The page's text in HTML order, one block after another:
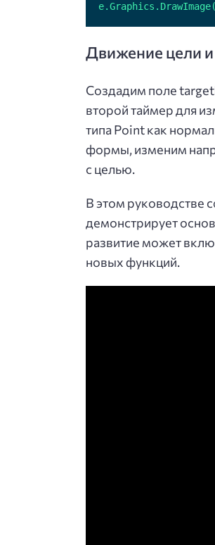
Движение цели
Создадим поле
второй таймер для
типа Point как
формы, изменим
с целью.
В этом руководстве
демонстрирует
развитие может
новых функций.